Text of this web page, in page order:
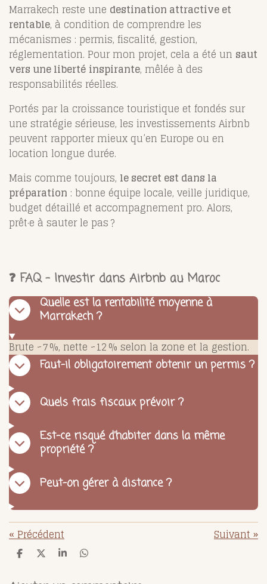
Marrakech reste une destination attractive et
rentable, à condition de comprendre les
mécanismes : permis, fiscalité, gestion,
réglementation. Pour mon projet, cela a été un saut
vers une liberté inspirante, mêlée à des
responsabilités réelles.
Portés par la croissance touristique et fondés sur
une stratégie sérieuse, les investissements Airbnb
peuvent rapporter mieux qu’en Europe ou en
location longue durée.
Mais comme toujours, le secret est dans la
préparation : bonne équipe locale, veille juridique,
budget détaillé et accompagnement pro. Alors,
prêt·e à sauter le pas ?
❓ FAQ – Investir dans Airbnb au Maroc
Quelle est la rentabilité moyenne à
Marrakech ?
Brute ~7 %, nette ~12 % selon la zone et la gestion.
Faut-il obligatoirement obtenir un permis ?
Quels frais fiscaux prévoir ?
Est-ce risqué d’habiter dans la même
propriété ?
Peut-on gérer à distance ?
«Précédent Suivant»
P P P P